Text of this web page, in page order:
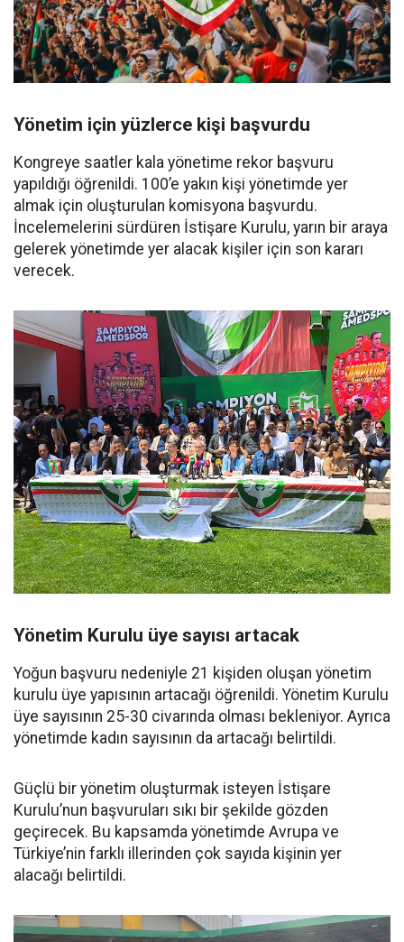
Yönetim için yüzlerce kişi başvurdu
Kongreye saatler kala yönetime rekor başvuru
yapıldığı öğrenildi. 100’e yakın kişi yönetimde yer
almak için oluşturulan komisyona başvurdu.
İncelemelerini sürdüren İstişare Kurulu, yarın bir araya
gelerek yönetimde yer alacak kişiler için son kararı
verecek.
Yönetim Kurulu üye sayısı artacak
Yoğun başvuru nedeniyle 21 kişiden oluşan yönetim
kurulu üye yapısının artacağı öğrenildi. Yönetim Kurulu
üye sayısının 25-30 civarında olması bekleniyor. Ayrıca
yönetimde kadın sayısının da artacağı belirtildi.
Güçlü bir yönetim oluşturmak isteyen İstişare
Kurulu’nun başvuruları sıkı bir şekilde gözden
geçirecek. Bu kapsamda yönetimde Avrupa ve
Türkiye’nin farklı illerinden çok sayıda kişinin yer
alacağı belirtildi.